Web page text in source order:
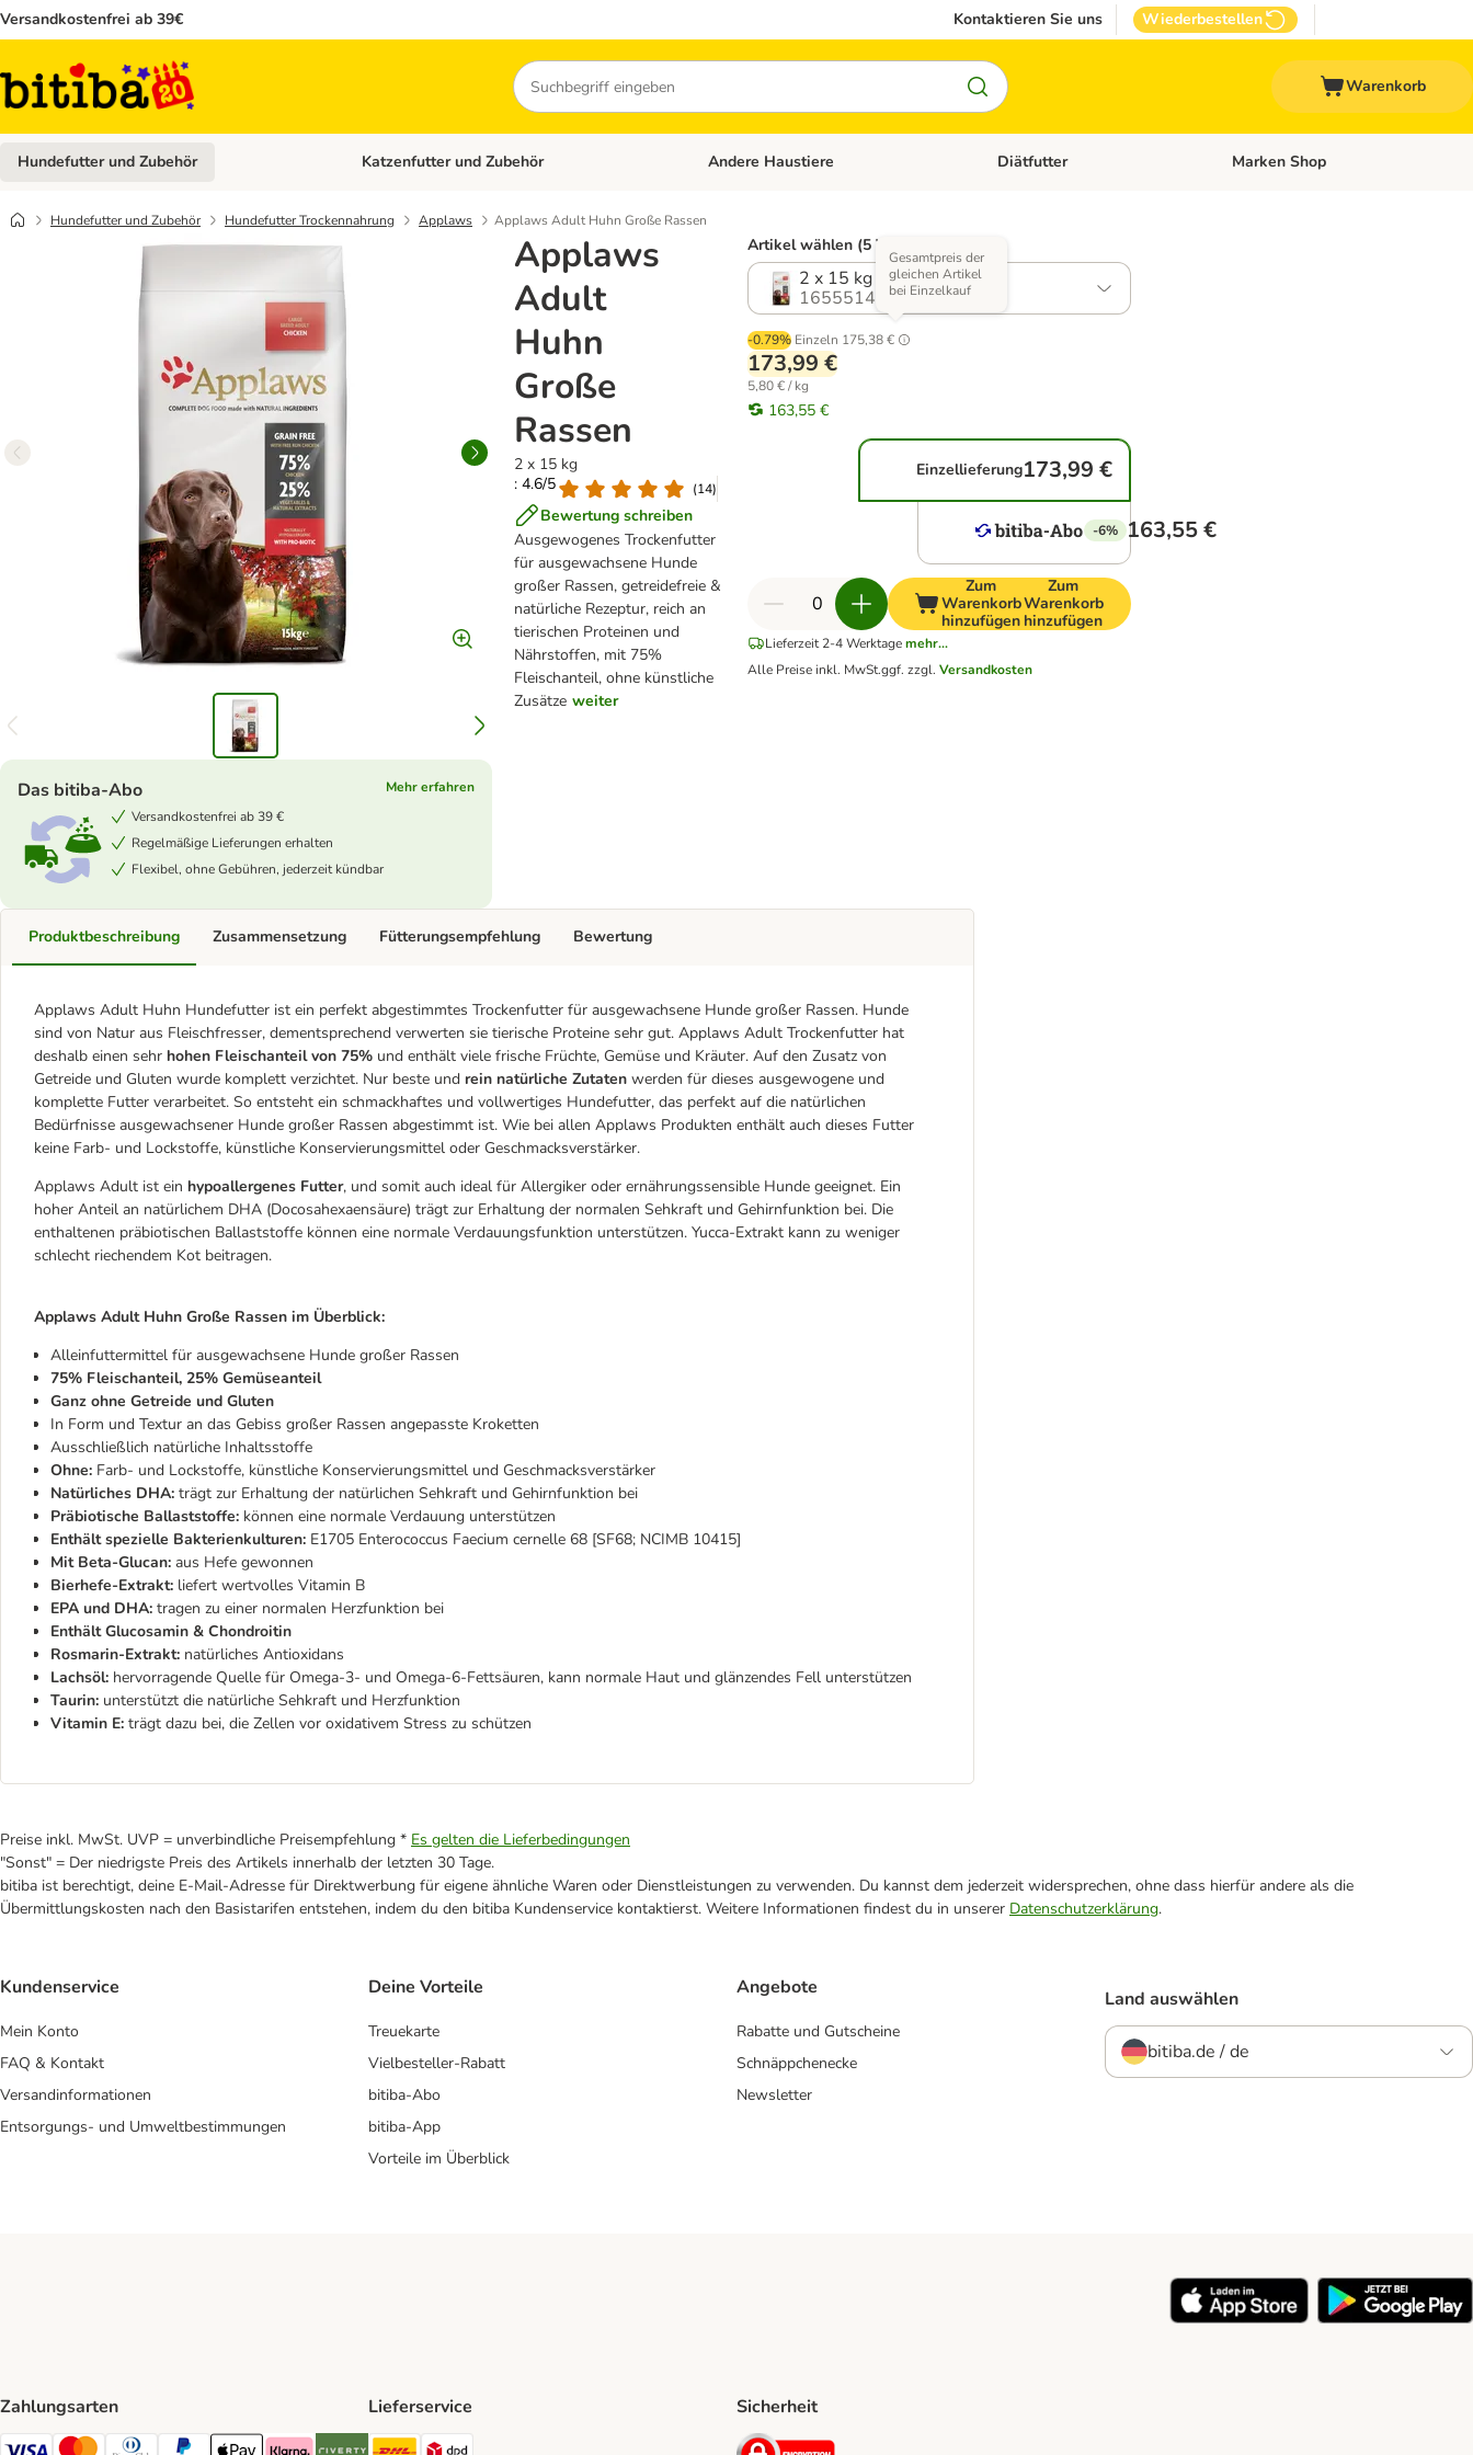
Versandkostenfrei ab 39€ Kontaktieren Sie uns Wiederbestellen
Suchen
Warenkorb
Hundefutter und Zubehör Kategorie-Menü öffnen: Hundefutter und Zubehör
Katzenfutter und Zubehör Kategorie-Menü öffnen: Katzenfutter und Zubehör
Andere Haustiere Kategorie-Menü öffnen: Andere Haustiere
Diätfutter Kategorie-Menü öffnen: Diätfutter
Marken Shop
Hundefutter und Zubehör Hundefutter Trockennahrung Applaws Applaws Adult Huhn Große Rassen
Applaws
Adult
Huhn
Große
Rassen
2 x 15 kg
: 4.6/5
(14)
Bewertung schreiben
Ausgewogenes Trockenfutter
für ausgewachsene Hunde
großer Rassen, getreidefreie &
natürliche Rezeptur, reich an
tierischen Proteinen und
Nährstoffen, mit 75%
Fleischanteil, ohne künstliche
Zusätze weiter
Das bitiba-Abo
Mehr erfahren
Versandkostenfrei ab 39 €
Regelmäßige Lieferungen erhalten
Flexibel, ohne Gebühren, jederzeit kündbar
Artikel wählen (5 Varianten)
2 x 15 kg
1655514.1
-0.79% Einzeln 175,38 €
Gesamtpreis der
gleichen Artikel
bei Einzelkauf
173,99 €
5,80 € / kg
163,55 €
Einzellieferung173,99 €
-6% 163,55 €
Zum
Warenkorb
hinzufügen
Zum
Warenkorb
hinzufügen
Lieferzeit 2-4 Werktage mehr...
Alle Preise inkl. MwSt.ggf. zzgl. Versandkosten
Produktbeschreibung
Applaws Adult Huhn Hundefutter ist ein perfekt abgestimmtes Trockenfutter für ausgewachsene Hunde großer Rassen. Hunde
sind von Natur aus Fleischfresser, dementsprechend verwerten sie tierische Proteine sehr gut. Applaws Adult Trockenfutter hat
deshalb einen sehr hohen Fleischanteil von 75% und enthält viele frische Früchte, Gemüse und Kräuter. Auf den Zusatz von
Getreide und Gluten wurde komplett verzichtet. Nur beste und rein natürliche Zutaten werden für dieses ausgewogene und
komplette Futter verarbeitet. So entsteht ein schmackhaftes und vollwertiges Hundefutter, das perfekt auf die natürlichen
Bedürfnisse ausgewachsener Hunde großer Rassen abgestimmt ist. Wie bei allen Applaws Produkten enthält auch dieses Futter
keine Farb- und Lockstoffe, künstliche Konservierungsmittel oder Geschmacksverstärker.
Applaws Adult ist ein hypoallergenes Futter, und somit auch ideal für Allergiker oder ernährungssensible Hunde geeignet. Ein
hoher Anteil an natürlichem DHA (Docosahexaensäure) trägt zur Erhaltung der normalen Sehkraft und Gehirnfunktion bei. Die
enthaltenen präbiotischen Ballaststoffe können eine normale Verdauungsfunktion unterstützen. Yucca-Extrakt kann zu weniger
schlecht riechendem Kot beitragen.
Applaws Adult Huhn Große Rassen im Überblick:
Alleinfuttermittel für ausgewachsene Hunde großer Rassen
75% Fleischanteil, 25% Gemüseanteil
Ganz ohne Getreide und Gluten
In Form und Textur an das Gebiss großer Rassen angepasste Kroketten
Ausschließlich natürliche Inhaltsstoffe
Ohne: Farb- und Lockstoffe, künstliche Konservierungsmittel und Geschmacksverstärker
Natürliches DHA: trägt zur Erhaltung der natürlichen Sehkraft und Gehirnfunktion bei
Präbiotische Ballaststoffe: können eine normale Verdauung unterstützen
Enthält spezielle Bakterienkulturen: E1705 Enterococcus Faecium cernelle 68 [SF68; NCIMB 10415]
Mit Beta-Glucan: aus Hefe gewonnen
Bierhefe-Extrakt: liefert wertvolles Vitamin B
EPA und DHA: tragen zu einer normalen Herzfunktion bei
Enthält Glucosamin & Chondroitin
Rosmarin-Extrakt: natürliches Antioxidans
Lachsöl: hervorragende Quelle für Omega-3- und Omega-6-Fettsäuren, kann normale Haut und glänzendes Fell unterstützen
Taurin: unterstützt die natürliche Sehkraft und Herzfunktion
Vitamin E: trägt dazu bei, die Zellen vor oxidativem Stress zu schützen
Zusammensetzung Fütterungsempfehlung Bewertung
Preise inkl. MwSt. UVP = unverbindliche Preisempfehlung * Es gelten die Lieferbedingungen
"Sonst" = Der niedrigste Preis des Artikels innerhalb der letzten 30 Tage.
bitiba ist berechtigt, deine E-Mail-Adresse für Direktwerbung für eigene ähnliche Waren oder Dienstleistungen zu verwenden. Du kannst dem jederzeit widersprechen, ohne dass hierfür andere als die
Übermittlungskosten nach den Basistarifen entstehen, indem du den bitiba Kundenservice kontaktierst. Weitere Informationen findest du in unserer Datenschutzerklärung.
Kundenservice
Mein Konto
FAQ & Kontakt
Versandinformationen
Entsorgungs- und Umweltbestimmungen
Deine Vorteile
Treuekarte
Vielbesteller-Rabatt
bitiba-Abo
bitiba-App
Vorteile im Überblick
Angebote
Rabatte und Gutscheine
Schnäppchenecke
Newsletter
Land auswählen
bitiba.de / de
Zahlungsarten Lieferservice
DHL Shipping Method
Sicherheit
Security